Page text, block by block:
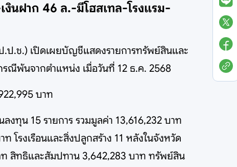
นฝาก 46 ล.-มีโฮสเทล-โรงแรม-
.ป.ช.) เปิดเผยบัญชีแสดงรายการทรัพย์สินและ
ณีพ้นจากตำแหน่ง เมื่อวันที่ 12 ธ.ค. 2568
บาท
ทุน 15 รายการ รวมมูลค่า 13,616,232 บาท
รงเรือนและสิ่งปลูกสร้าง 11 หลังในจังหวัด
สิทธิและสัมปทาน 3,642,283 บาท ทรัพย์สิน